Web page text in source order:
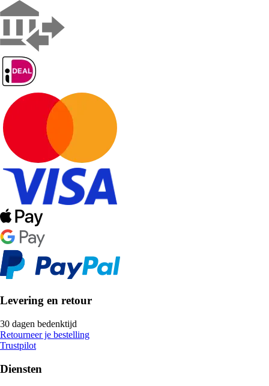
Levering en retour
30 dagen bedenktijd
Retourneer je bestelling
Trustpilot
Diensten